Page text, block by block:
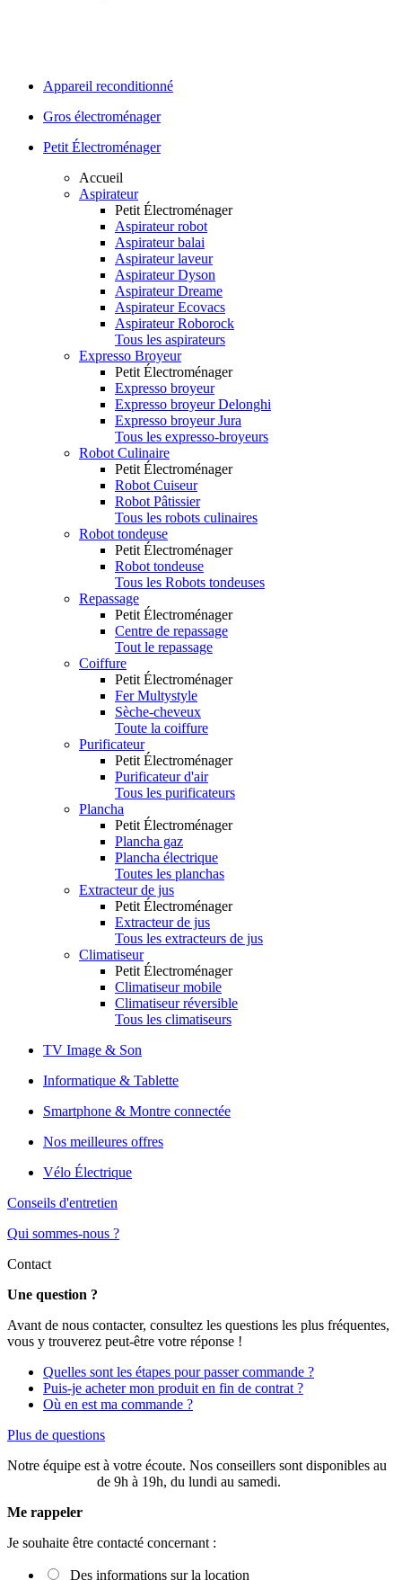
Appareil reconditionné
Gros électroménager
Petit Électroménager
Accueil
Aspirateur
Petit Électroménager
Aspirateur robot
Aspirateur balai
Aspirateur laveur
Aspirateur Dyson
Aspirateur Dreame
Aspirateur Ecovacs
Aspirateur Roborock
Tous les aspirateurs
Expresso Broyeur
Petit Électroménager
Expresso broyeur
Expresso broyeur Delonghi
Expresso broyeur Jura
Tous les expresso-broyeurs
Robot Culinaire
Petit Électroménager
Robot Cuiseur
Robot Pâtissier
Tous les robots culinaires
Robot tondeuse
Petit Électroménager
Robot tondeuse
Tous les Robots tondeuses
Repassage
Petit Électroménager
Centre de repassage
Tout le repassage
Coiffure
Petit Électroménager
Fer Multystyle
Sèche-cheveux
Toute la coiffure
Purificateur
Petit Électroménager
Purificateur d'air
Tous les purificateurs
Plancha
Petit Électroménager
Plancha gaz
Plancha électrique
Toutes les planchas
Extracteur de jus
Petit Électroménager
Extracteur de jus
Tous les extracteurs de jus
Climatiseur
Petit Électroménager
Climatiseur mobile
Climatiseur réversible
Tous les climatiseurs
TV Image & Son
Informatique & Tablette
Smartphone & Montre connectée
Nos meilleures offres
Vélo Électrique
Conseils d'entretien
Qui sommes-nous ?
Contact
Une question ?
Avant de nous contacter, consultez les questions les plus fréquentes,
vous y trouverez peut-être votre réponse !
Quelles sont les étapes pour passer commande ?
Puis-je acheter mon produit en fin de contrat ?
Où en est ma commande ?
Plus de questions
Notre équipe est à votre écoute. Nos conseillers sont disponibles au
de 9h à 19h, du lundi au samedi.
Me rappeler
Je souhaite être contacté concernant :
Des informations sur la location